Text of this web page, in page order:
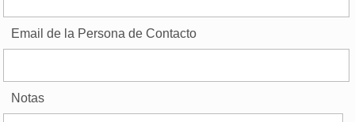
Email de la Persona de Contacto
Notas